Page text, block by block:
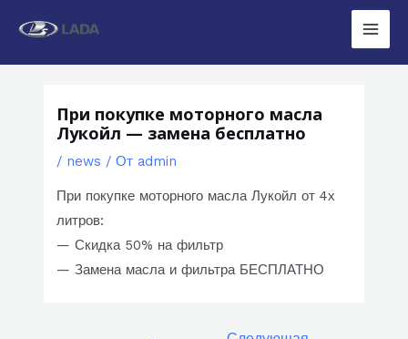
Main
При покупке моторного масла
Лукойл — замена бесплатно
/ news / От admin
При покупке моторного масла Лукойл от 4х
литров:
— Скидка 50% на фильтр
— Замена масла и фильтра БЕСПЛАТНО